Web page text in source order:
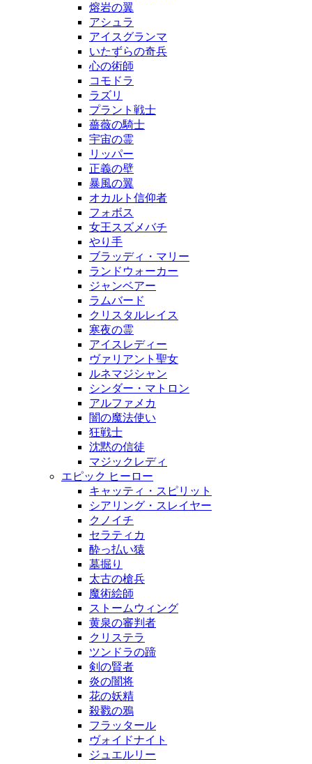
熔岩の翼
アシュラ
アイスグランマ
いたずらの奇兵
心の術師
コモドラ
ラズリ
プラント戦士
薔薇の騎士
宇宙の霊
リッパー
正義の壁
暴風の翼
オカルト信仰者
フォボス
女王スズメバチ
やり手
ブラッディ・マリー
ランドウォーカー
ジャンベアー
ラムバード
クリスタルレイス
寒夜の霊
アイスレディー
ヴァリアント聖女
ルネマジシャン
シンダー・マトロン
アルファメカ
闇の魔法使い
狂戦士
沈黙の信徒
マジックレディ
エピック ヒーロー
キャッティ・スピリット
シアリング・スレイヤー
クノイチ
セラティカ
酔っ払い猿
墓掘り
太古の槍兵
魔術絵師
ストームウィング
黄泉の審判者
クリステラ
ツンドラの蹄
剣の賢者
炎の闇将
花の妖精
殺戮の鴉
フラッタール
ヴォイドナイト
ジュエルリー